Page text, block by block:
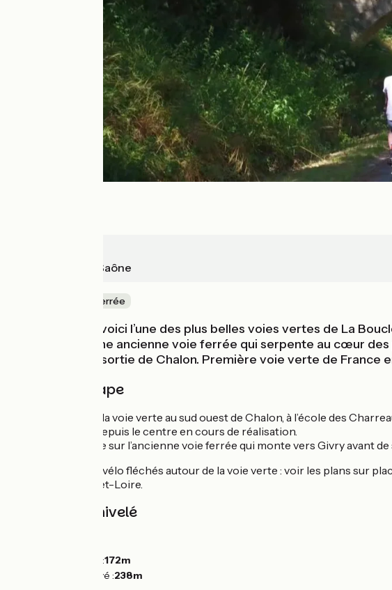
Chalon-sur-Saône
Ancienne voie ferrée
Depuis Chalon, voici l’une des plus belles voies vertes de La
suit le tracé d’une ancienne voie ferrée qui serpente au cœur
verte hormis la sortie de Chalon. Première voie verte de France
Détail de l'étape
Départ officiel de la voie verte au sud ouest de Chalon, à l’école des
Liaison cyclable depuis le centre en cours de réalisation.
Voie verte réalisée sur l’ancienne voie ferrée qui monte vers Givry avant
Plusieurs circuits vélo fléchés autour de la voie verte : voir les plans sur
(ADT) de Saône-et-Loire.
Pentes et dénivelé
Point le plus bas :172m
Point le plus élevé :238m